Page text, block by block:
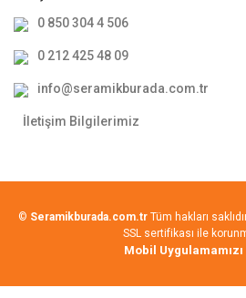
0 850 304 4 506
0 212 425 48 09
info@seramikburada.com.tr
İletişim Bilgilerimiz
© Seramikburada.com.tr Tüm hakları
SSL sertifikası ile
Mobil